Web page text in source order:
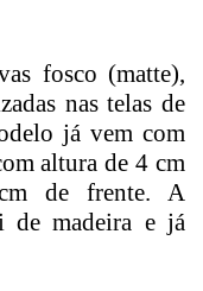
fosco (matte),
nas telas de
já vem com
altura de 4 cm
de frente. A
de madeira e já